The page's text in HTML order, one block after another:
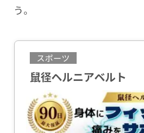
う。
スポーツ
鼠径ヘルニアベルト